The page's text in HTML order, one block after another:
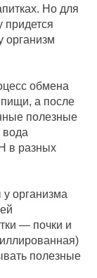
Но для
придется
организм
обмена
пищи, а после
полезные
вода
в разных
у организма
— почки и
полезные